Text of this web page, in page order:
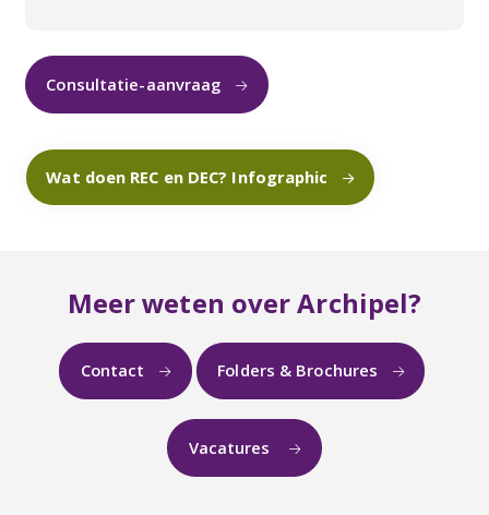
Consultatie-aanvraag
Wat doen REC en DEC? Infographic
Meer weten over Archipel?
Contact Folders & Brochures
Vacatures